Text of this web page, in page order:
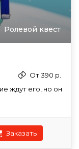
Ролевой квест
От 390 р.
ждут его, но он
Заказать